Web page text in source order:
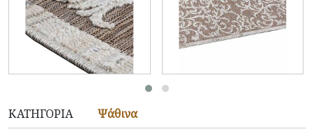
ΚΑΤΗΓΟΡΊΑ
Ψάθινα